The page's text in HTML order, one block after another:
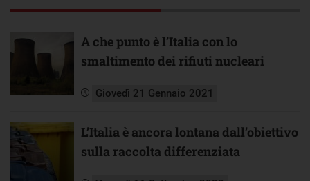
A che punto è l’Italia con lo
smaltimento dei rifiuti nucleari
Giovedì 21 Gennaio 2021
L’Italia è ancora lontana dall’obiettivo
sulla raccolta differenziata